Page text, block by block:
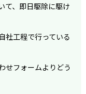
て、即日駆除に駆け
社工程で行っている
せフォームよりどう